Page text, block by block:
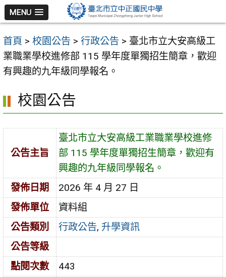
跳
至
主
要
內
區
MENU
首頁 > 校園公告 > 行政公告 > 臺北市立大安高級工
業職業學校進修部 115 學年度單獨招生簡章，歡迎
有興趣的九年級同學報名。
校園公告
公告主旨
臺北市立大安高級工業職業學校進修
部 115 學年度單獨招生簡章，歡迎有
興趣的九年級同學報名。
發佈日期
2026 年 4 月 27 日
發佈單位
資料組
公告類別
行政公告, 升學資訊
公告等級
點閱次數
443